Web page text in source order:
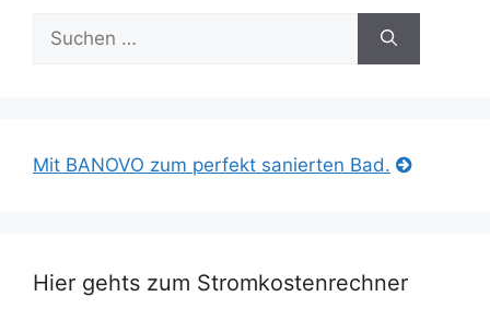
nach:
Mit BANOVO zum perfekt sanierten Bad.
Hier gehts zum Stromkostenrechner